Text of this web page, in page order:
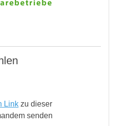
Link zu dieser
senden